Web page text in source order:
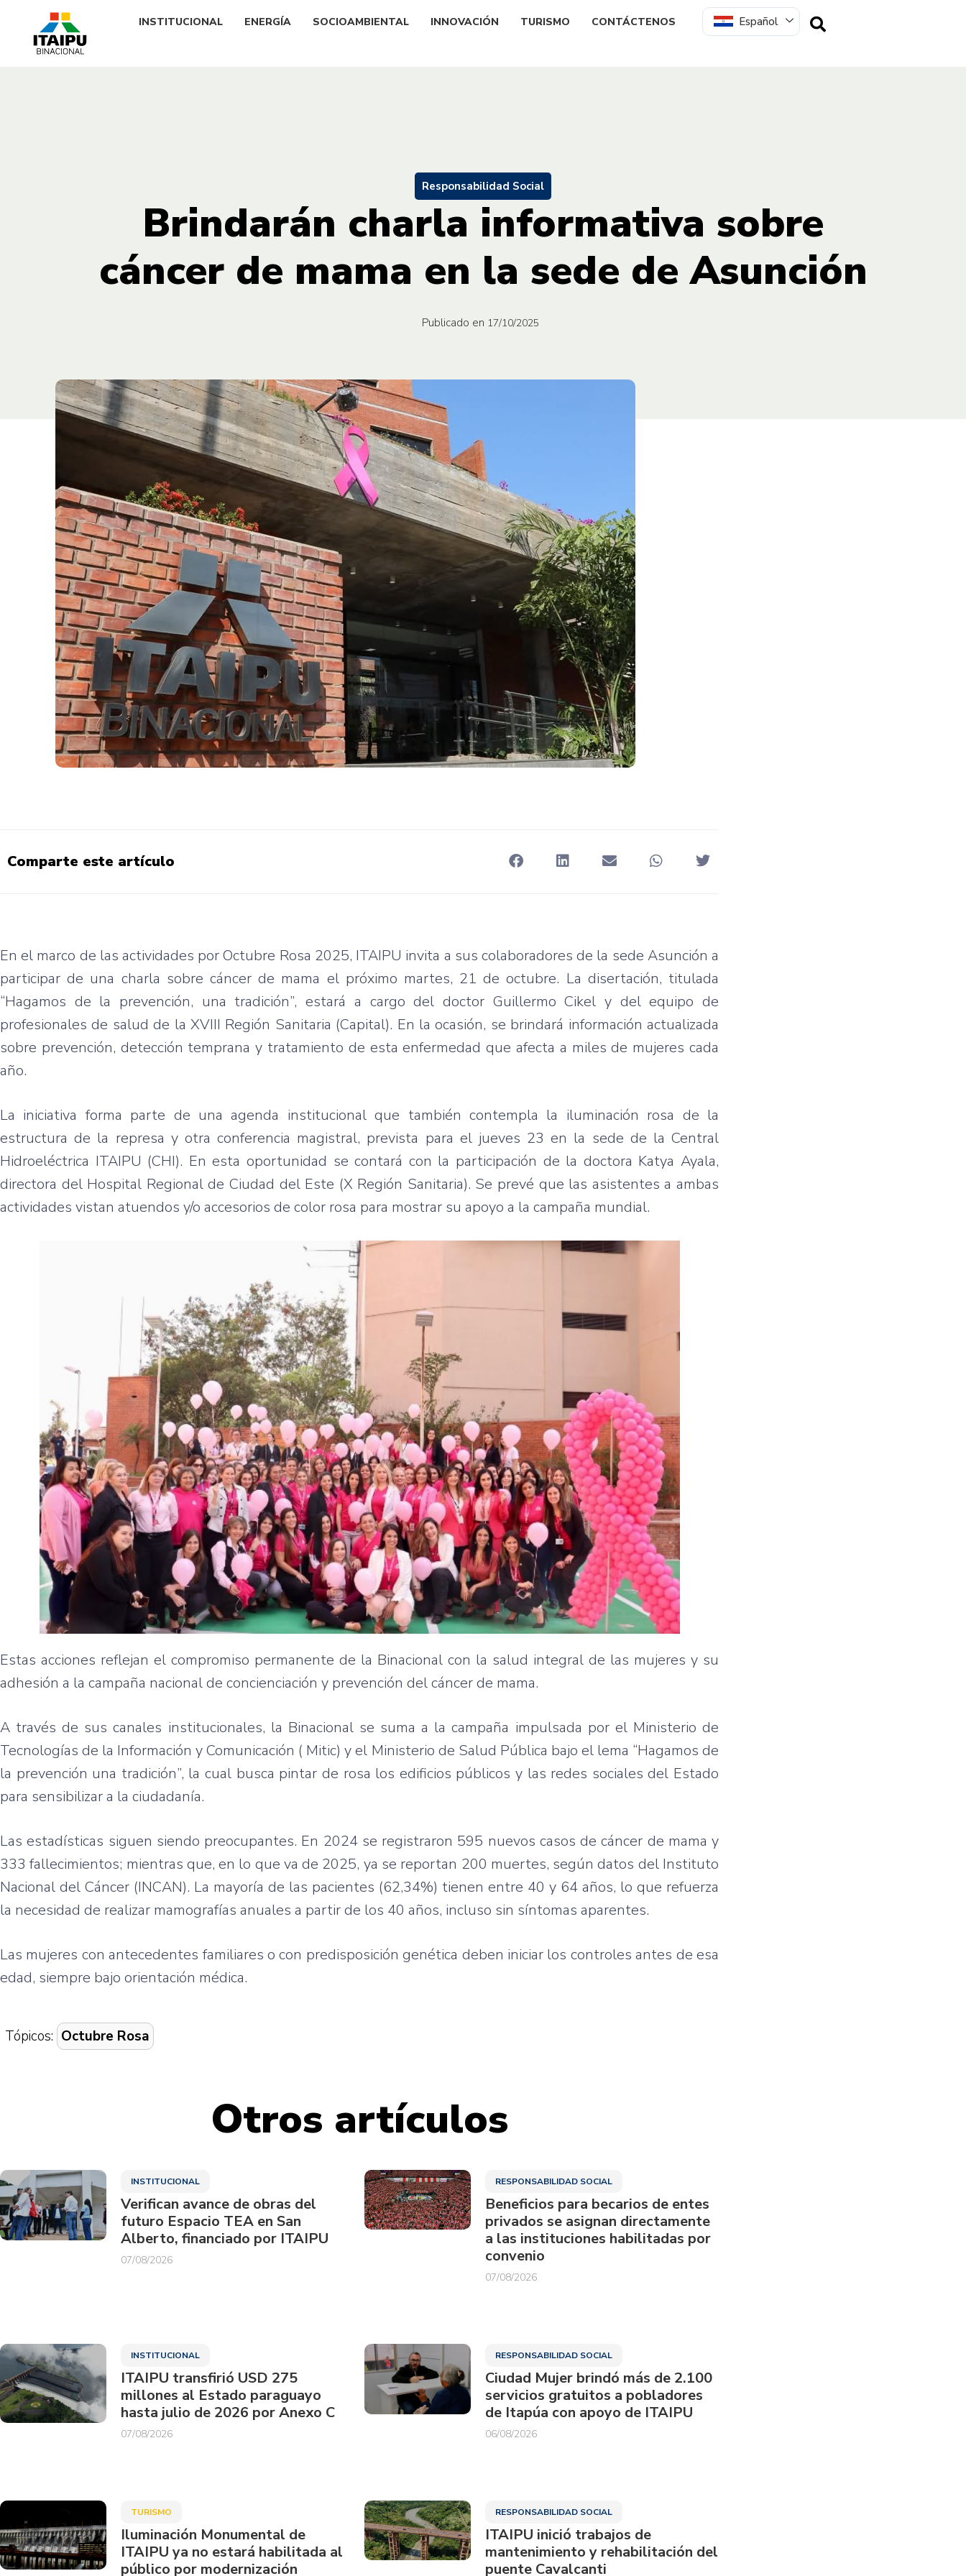
INSTITUCIONAL ENERGÍA SOCIOAMBIENTAL INNOVACIÓN TURISMO CONTÁCTENOS Español
Responsabilidad Social
Brindarán charla informativa sobre
cáncer de mama en la sede de Asunción
Publicado en 17/10/2025
Comparte este artículo
En el marco de las actividades por Octubre Rosa 2025, ITAIPU invita a sus colaboradores de la sede Asunción a
participar de una charla sobre cáncer de mama el próximo martes, 21 de octubre. La disertación, titulada
“Hagamos de la prevención, una tradición”, estará a cargo del doctor Guillermo Cikel y del equipo de
profesionales de salud de la XVIII Región Sanitaria (Capital). En la ocasión, se brindará información actualizada
sobre prevención, detección temprana y tratamiento de esta enfermedad que afecta a miles de mujeres cada
año.
La iniciativa forma parte de una agenda institucional que también contempla la iluminación rosa de la
estructura de la represa y otra conferencia magistral, prevista para el jueves 23 en la sede de la Central
Hidroeléctrica ITAIPU (CHI). En esta oportunidad se contará con la participación de la doctora Katya Ayala,
directora del Hospital Regional de Ciudad del Este (X Región Sanitaria). Se prevé que las asistentes a ambas
actividades vistan atuendos y/o accesorios de color rosa para mostrar su apoyo a la campaña mundial.
Estas acciones reflejan el compromiso permanente de la Binacional con la salud integral de las mujeres y su
adhesión a la campaña nacional de concienciación y prevención del cáncer de mama.
A través de sus canales institucionales, la Binacional se suma a la campaña impulsada por el Ministerio de
Tecnologías de la Información y Comunicación ( Mitic) y el Ministerio de Salud Pública bajo el lema “Hagamos de
la prevención una tradición”, la cual busca pintar de rosa los edificios públicos y las redes sociales del Estado
para sensibilizar a la ciudadanía.
Las estadísticas siguen siendo preocupantes. En 2024 se registraron 595 nuevos casos de cáncer de mama y
333 fallecimientos; mientras que, en lo que va de 2025, ya se reportan 200 muertes, según datos del Instituto
Nacional del Cáncer (INCAN). La mayoría de las pacientes (62,34%) tienen entre 40 y 64 años, lo que refuerza
la necesidad de realizar mamografías anuales a partir de los 40 años, incluso sin síntomas aparentes.
Las mujeres con antecedentes familiares o con predisposición genética deben iniciar los controles antes de esa
edad, siempre bajo orientación médica.
Tópicos: Octubre Rosa
Otros artículos
INSTITUCIONAL
Verifican avance de obras del
futuro Espacio TEA en San
Alberto, financiado por ITAIPU
07/08/2026
RESPONSABILIDAD SOCIAL
Beneficios para becarios de entes
privados se asignan directamente
a las instituciones habilitadas por
convenio
07/08/2026
INSTITUCIONAL
ITAIPU transfirió USD 275
millones al Estado paraguayo
hasta julio de 2026 por Anexo C
07/08/2026
RESPONSABILIDAD SOCIAL
Ciudad Mujer brindó más de 2.100
servicios gratuitos a pobladores
de Itapúa con apoyo de ITAIPU
06/08/2026
TURISMO
Iluminación Monumental de
ITAIPU ya no estará habilitada al
público por modernización
RESPONSABILIDAD SOCIAL
ITAIPU inició trabajos de
mantenimiento y rehabilitación del
puente Cavalcanti